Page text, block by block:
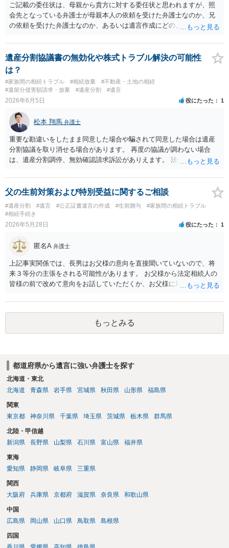
ご記載の委任状は、母親から貴方に対する委任状と思われますが、照
会先となっている弁護士が母親本人の依頼を受けた弁護士なのか、兄
の依頼を受けた弁護士なのか、あるいは遺言作成にどのような立場で
と思われます。 仮に、その弁護士が母親本人から依頼を受けているの
であれば、母親本人に対する報告義務が問題となります。母親が貴方
に一任する旨を明確に伝えており、委任状の内容にも、弁護士との連
絡、進捗確認、公正証書遺言の作成有無や控えの確認等が含まれてい
るのであれば、貴方から進捗状況等の説明を求める余地はあります。
他方で、その弁護士が兄の依頼を受けた弁護士である場合には、兄の
況を報告する義務があるとは限りません。また、親族間で利害対立が
ある可能性がある場合、守秘義務や本人意思確認の観点から、委任状
があるとしても直ちに内容を開示しないこともあり得ます。 公正証書
遺言が作成済みである場合でも、生前にその存在や内容を誰に開示す
るかは、基本的には遺言者本人の意思による問題です。まずは、母親
無・内容について説明してよい」旨を明確に伝えてもらい、委任状の
写しを添付して、期限を区切って書面で回答を求めることが考えられ
ます。それでも回答がない場合には、母親本人の意思能力や真意、兄
による不当な関与の有無も含めて、別の弁護士に資料（遺言書案、委
任状、母親の発言内容、弁護士との連絡履歴、兄とのやり取り等）を
示して相談した方がよいように思います。
遺産分割協議書の無効化や株式トラブル解決の可能性
は？
#家族間の相続トラブル #相続放棄
#不動産・土地の相続
#遺留分侵害額請求・放棄
#遺産分割 #遺言
2026年6月5日 役にたった 1
松本 翔馬 弁護士
重要な勘違いをしたまま同意した場合や騙されて同意した場合は遺産
分割協議を取り消せる場合があります。 再度の協議が調わない場合
は、遺産分割調停、無効確認請求訴訟がありえます。 法律事務所で個
父の生前対策および特別受益に関するご相談
#遺産分割 #遺言 #公正証書遺言の作成 #生前贈与
#家族間の相続トラブル
#相続手続き
2026年5月28日 役にたった 1
匿名A 弁護士
上記事実関係では、長男はお父様の意向を直接聞いていないので、将
来３等分の主張をされる可能性があります。 お父様から法定相続人の
皆様の前で改めて意向をお話していただくか、お父様に対し遺言を残
ります。
もっとみる
都道府県から遺言に強い弁護士を探す
北海道・東北
北海道
青森県 岩手県 宮城県 秋田県 山形県 福島県
関東
東京都
神奈川県 千葉県 埼玉県 茨城県 栃木県 群馬県
北陸・甲信越
新潟県
長野県 山梨県 石川県 富山県 福井県
東海
愛知県
静岡県 岐阜県 三重県
関西
大阪府
兵庫県 京都府 滋賀県 奈良県 和歌山県
中国
広島県
岡山県 山口県 鳥取県 島根県
四国